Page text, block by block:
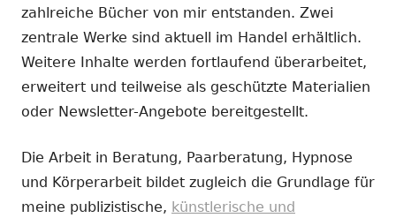
zahlreiche Bücher von mir entstanden. Zwei
zentrale Werke sind aktuell im Handel erhältlich.
Weitere Inhalte werden fortlaufend überarbeitet,
erweitert und teilweise als geschützte Materialien
oder Newsletter-Angebote bereitgestellt.
Die Arbeit in Beratung, Paarberatung, Hypnose
und Körperarbeit bildet zugleich die Grundlage für
meine publizistische, künstlerische und